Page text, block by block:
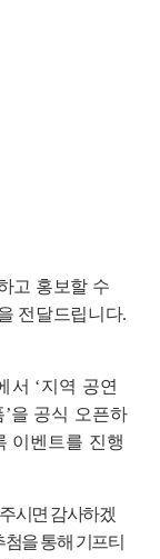
고 홍보할 수
전달드립니다.
서 ‘지역 공연
’을 공식 오픈하
이벤트를 진행
시면 감사하겠
을 통해 기프티